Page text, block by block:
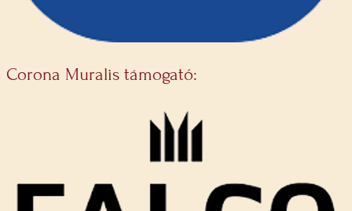
Corona Muralis támogató: